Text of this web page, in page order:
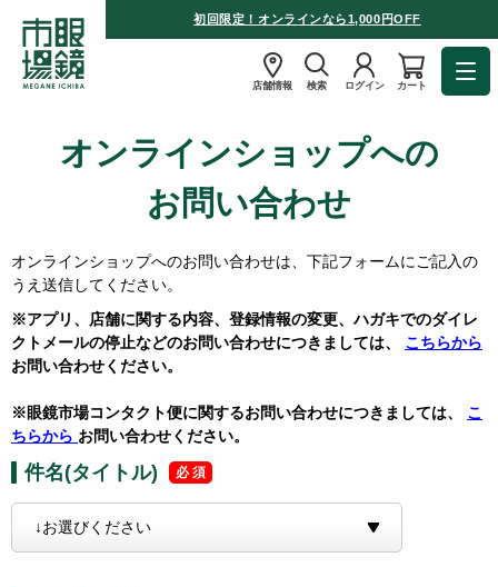
初回限定！オンラインなら1,000円OFF
店舗情報 検索 ログイン カート
オンラインショップへの
お問い合わせ
オンラインショップへのお問い合わせは、下記フォームにご記入の
うえ送信してください。
※アプリ、店舗に関する内容、登録情報の変更、ハガキでのダイレ
クトメールの停止などのお問い合わせにつきましては、 こちらから
お問い合わせください。
※眼鏡市場コンタクト便に関するお問い合わせにつきましては、 こ
ちらから お問い合わせください。
件名(タイトル)